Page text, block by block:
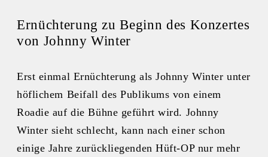
Ernüchterung zu Beginn des Konzertes
von Johnny Winter
Erst einmal Ernüchterung als Johnny Winter unter
höflichem Beifall des Publikums von einem
Roadie auf die Bühne geführt wird. Johnny
Winter sieht schlecht, kann nach einer schon
einige Jahre zurückliegenden Hüft-OP nur mehr